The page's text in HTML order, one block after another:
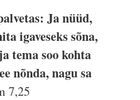
Ja nüüd,
igaveseks sõna,
tema soo kohta
nõnda, nagu sa
7,25